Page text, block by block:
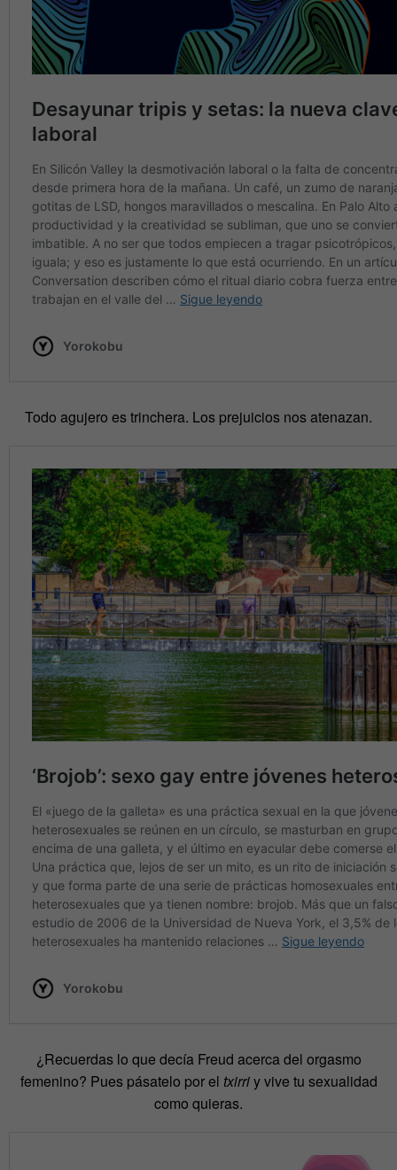
Todo agujero es trinchera. Los prejuicios nos atenazan.
¿Recuerdas lo que decía Freud acerca del orgasmo
femenino? Pues pásatelo por el txirriy vive tu sexualidad
como quieras.